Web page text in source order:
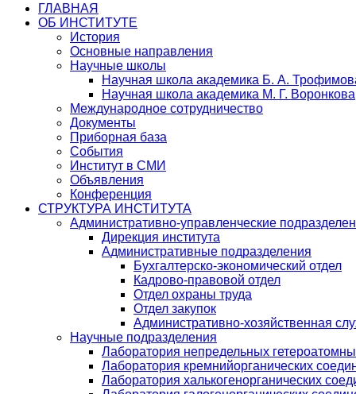
ГЛАВНАЯ
ОБ ИНСТИТУТЕ
История
Основные направления
Научные школы
Научная школа академика Б. А.
Научная школа академика М. Г. Воронкова
Международное сотрудничество
Документы
Приборная база
События
Институт в СМИ
Объявления
Конференция
СТРУКТУРА ИНСТИТУТА
Административно-управленческие
Дирекция института
Административные подразделения
Бухгалтерско-экономический отдел
Кадрово-правовой отдел
Отдел охраны труда
Отдел закупок
Административно-хозяйственная
Научные подразделения
Лаборатория непредельных
Лаборатория кремнийорганических
Лаборатория халькогенорганических